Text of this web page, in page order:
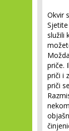
Okvir
služili
priče.
priči i
priči